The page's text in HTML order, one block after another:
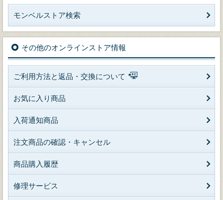
モンベルストア検索
その他のオンラインストア情報
ご利用方法と返品・交換について
お気に入り商品
入荷通知商品
注文商品の確認・キャンセル
商品購入履歴
修理サービス